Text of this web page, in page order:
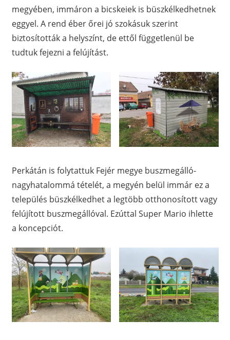
megyében, immáron a bicskeiek is büszkélkedhetnek
eggyel. A rend éber őrei jó szokásuk szerint
biztosították a helyszínt, de ettől függetlenül be
tudtuk fejezni a felújítást.
Perkátán is folytattuk Fejér megye buszmegálló-
nagyhatalommá tételét, a megyén belül immár ez a
település büszkélkedhet a legtöbb otthonosított vagy
felújított buszmegállóval. Ezúttal Super Mario ihlette
a koncepciót.